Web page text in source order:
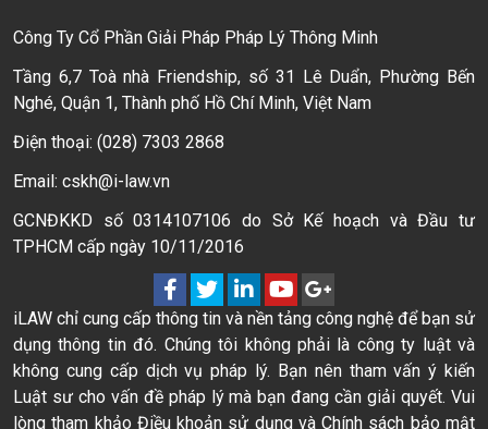
Công Ty Cổ Phần Giải Pháp Pháp Lý Thông Minh
Tầng 6,7 Toà nhà Friendship, số 31 Lê Duẩn, Phường Bến
Nghé, Quận 1, Thành phố Hồ Chí Minh, Việt Nam
Điện thoại: (028) 7303 2868
Email: cskh@i-law.vn
GCNĐKKD số 0314107106 do Sở Kế hoạch và Đầu tư
TPHCM cấp ngày 10/11/2016
iLAW chỉ cung cấp thông tin và nền tảng công nghệ để bạn sử
dụng thông tin đó. Chúng tôi không phải là công ty luật và
không cung cấp dịch vụ pháp lý. Bạn nên tham vấn ý kiến
Luật sư cho vấn đề pháp lý mà bạn đang cần giải quyết. Vui
lòng tham khảo Điều khoản sử dụng và Chính sách bảo mật